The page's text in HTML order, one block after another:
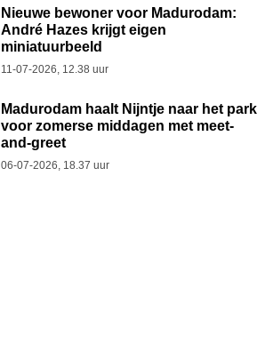
Nieuwe bewoner voor Madurodam:
André Hazes krijgt eigen
miniatuurbeeld
11-07-2026, 12.38 uur
Madurodam haalt Nijntje naar het park
voor zomerse middagen met meet-
and-greet
06-07-2026, 18.37 uur